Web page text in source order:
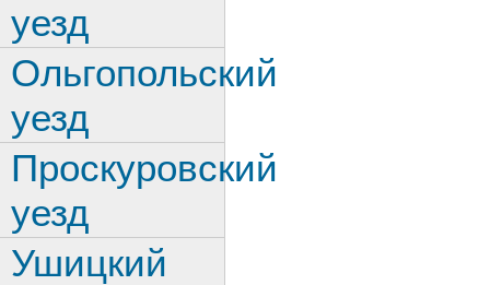
уезд
Ольгопольский
уезд
Проскуровский
уезд
Ушицкий